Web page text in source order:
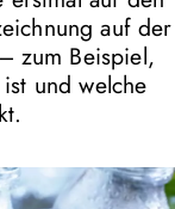
auf der
zum Beispiel,
und welche